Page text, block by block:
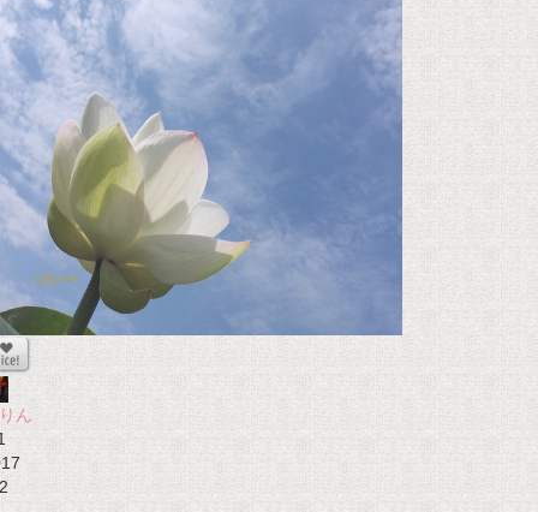
ん
2